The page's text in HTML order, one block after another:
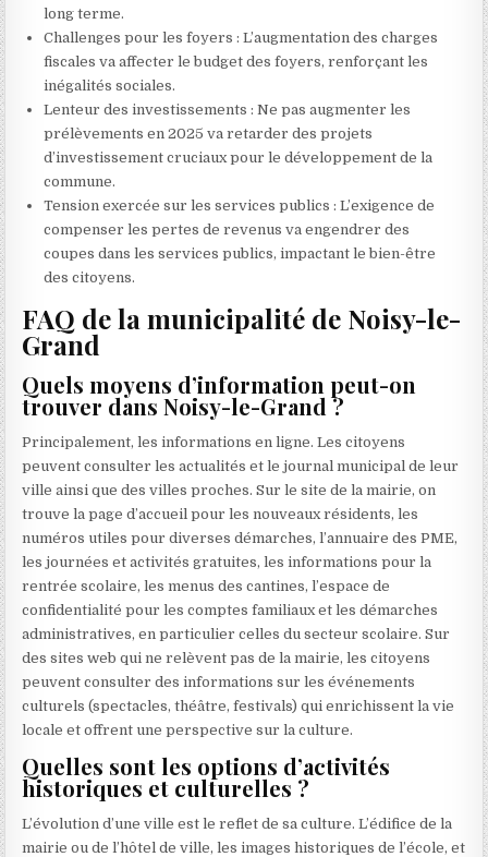
long terme.
Challenges pour les foyers : L’augmentation des charges
fiscales va affecter le budget des foyers, renforçant les
inégalités sociales.
Lenteur des investissements : Ne pas augmenter les
prélèvements en 2025 va retarder des projets
d’investissement cruciaux pour le développement de la
commune.
Tension exercée sur les services publics : L’exigence de
compenser les pertes de revenus va engendrer des
coupes dans les services publics, impactant le bien-être
des citoyens.
FAQ de la municipalité de Noisy-le-
Grand
Quels moyens d’information peut-on
trouver dans Noisy-le-Grand ?
Principalement, les informations en ligne. Les citoyens
peuvent consulter les actualités et le journal municipal de leur
ville ainsi que des villes proches. Sur le site de la mairie, on
trouve la page d’accueil pour les nouveaux résidents, les
numéros utiles pour diverses démarches, l’annuaire des PME,
les journées et activités gratuites, les informations pour la
rentrée scolaire, les menus des cantines, l’espace de
confidentialité pour les comptes familiaux et les démarches
administratives, en particulier celles du secteur scolaire. Sur
des sites web qui ne relèvent pas de la mairie, les citoyens
peuvent consulter des informations sur les événements
culturels (spectacles, théâtre, festivals) qui enrichissent la vie
locale et offrent une perspective sur la culture.
Quelles sont les options d’activités
historiques et culturelles ?
L’évolution d’une ville est le reflet de sa culture. L’édifice de la
mairie ou de l’hôtel de ville, les images historiques de l’école, et